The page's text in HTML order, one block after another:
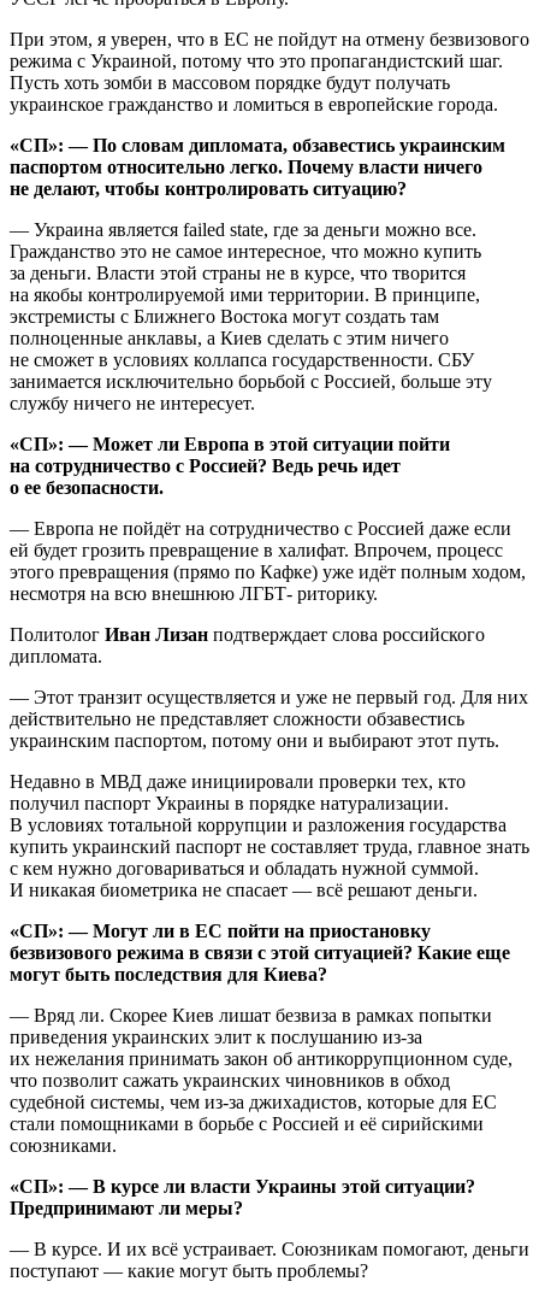
При этом, я уверен, что в ЕС не пойдут на отмену безвизового
режима с Украиной, потому что это пропагандистский шаг.
Пусть хоть зомби в массовом порядке будут получать
украинское гражданство и ломиться в европейские города.
«СП»: — По словам дипломата, обзавестись украинским
паспортом относительно легко. Почему власти ничего
не делают, чтобы контролировать ситуацию?
— Украина является failed state, где за деньги можно все.
Гражданство это не самое интересное, что можно купить
за деньги. Власти этой страны не в курсе, что творится
на якобы контролируемой ими территории. В принципе,
экстремисты с Ближнего Востока могут создать там
полноценные анклавы, а Киев сделать с этим ничего
не сможет в условиях коллапса государственности. СБУ
занимается исключительно борьбой с Россией, больше эту
службу ничего не интересует.
«СП»: — Может ли Европа в этой ситуации пойти
на сотрудничество с Россией? Ведь речь идет
о ее безопасности.
— Европа не пойдёт на сотрудничество с Россией даже если
ей будет грозить превращение в халифат. Впрочем, процесс
этого превращения (прямо по Кафке) уже идёт полным ходом,
несмотря на всю внешнюю ЛГБТ- риторику.
Политолог Иван Лизан подтверждает слова российского
дипломата.
— Этот транзит осуществляется и уже не первый год. Для них
действительно не представляет сложности обзавестись
украинским паспортом, потому они и выбирают этот путь.
Недавно в МВД даже инициировали проверки тех, кто
получил паспорт Украины в порядке натурализации.
В условиях тотальной коррупции и разложения государства
купить украинский паспорт не составляет труда, главное знать
с кем нужно договариваться и обладать нужной суммой.
И никакая биометрика не спасает — всё решают деньги.
«СП»: — Могут ли в ЕС пойти на приостановку
безвизового режима в связи с этой ситуацией? Какие еще
могут быть последствия для Киева?
— Вряд ли. Скорее Киев лишат безвиза в рамках попытки
приведения украинских элит к послушанию из-за
их нежелания принимать закон об антикоррупционном суде,
что позволит сажать украинских чиновников в обход
судебной системы, чем из-за джихадистов, которые для ЕС
стали помощниками в борьбе с Россией и её сирийскими
союзниками.
«СП»: — В курсе ли власти Украины этой ситуации?
Предпринимают ли меры?
— В курсе. И их всё устраивает. Союзникам помогают, деньги
поступают — какие могут быть проблемы?